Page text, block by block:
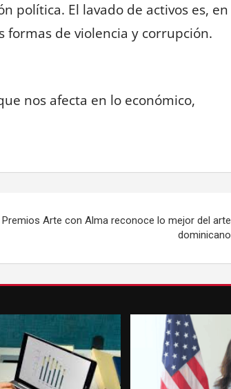
política. El lavado de activos es, en
de violencia y corrupción.
nos afecta en lo económico,
Premios Arte con Alma reconoce lo mejor del arte
dominicano